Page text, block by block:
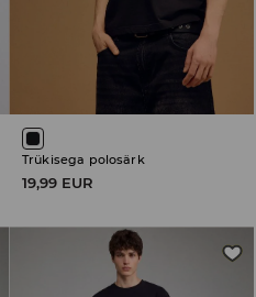
Trükisega polosärk
19,99 EUR